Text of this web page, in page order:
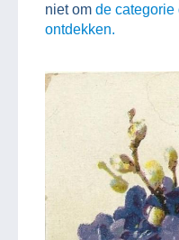
niet om de categorie
ontdekken.